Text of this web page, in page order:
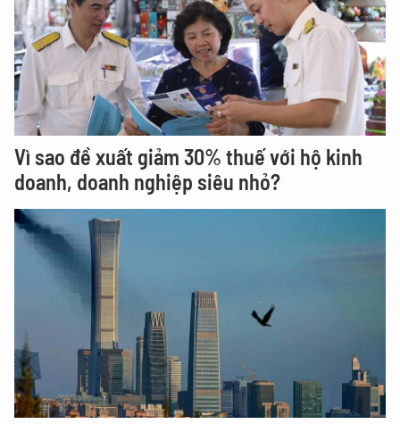
Vì sao đề xuất giảm 30% thuế với hộ kinh
doanh, doanh nghiệp siêu nhỏ?